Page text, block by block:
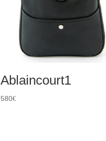
Ablaincourt1
580€